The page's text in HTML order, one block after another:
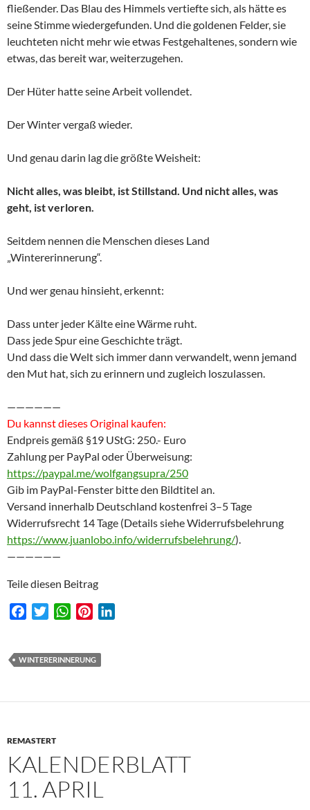
fließender. Das Blau des Himmels vertiefte sich, als hätte es
seine Stimme wiedergefunden. Und die goldenen Felder, sie
leuchteten nicht mehr wie etwas Festgehaltenes, sondern wie
etwas, das bereit war, weiterzugehen.
Der Hüter hatte seine Arbeit vollendet.
Der Winter vergaß wieder.
Und genau darin lag die größte Weisheit:
Nicht alles, was bleibt, ist Stillstand. Und nicht alles, was
geht, ist verloren.
Seitdem nennen die Menschen dieses Land
„Wintererinnerung“.
Und wer genau hinsieht, erkennt:
Dass unter jeder Kälte eine Wärme ruht.
Dass jede Spur eine Geschichte trägt.
Und dass die Welt sich immer dann verwandelt, wenn jemand
den Mut hat, sich zu erinnern und zugleich loszulassen.
——————
Du kannst dieses Original kaufen:
Endpreis gemäß §19 UStG: 250.- Euro
Zahlung per PayPal oder Überweisung:
https://paypal.me/wolfgangsupra/250
Gib im PayPal-Fenster bitte den Bildtitel an.
Versand innerhalb Deutschland kostenfrei 3–5 Tage
Widerrufsrecht 14 Tage (Details siehe Widerrufsbelehrung
https://www.juanlobo.info/widerrufsbelehrung/).
——————
Teile diesen Beitrag
e
t
W
t
t
WINTERERINNERUNG
REMASTERT
KALENDERBLATT
11. APRIL